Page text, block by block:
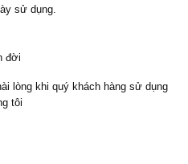
sử dụng.
đời
lòng khi quý khách hàng sử dụng
tôi